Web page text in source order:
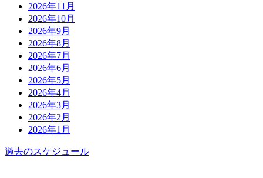
2026年11月
2026年10月
2026年9月
2026年8月
2026年7月
2026年6月
2026年5月
2026年4月
2026年3月
2026年2月
2026年1月
過去のスケジュール